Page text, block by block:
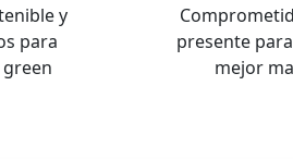
y
para
presente
mejor